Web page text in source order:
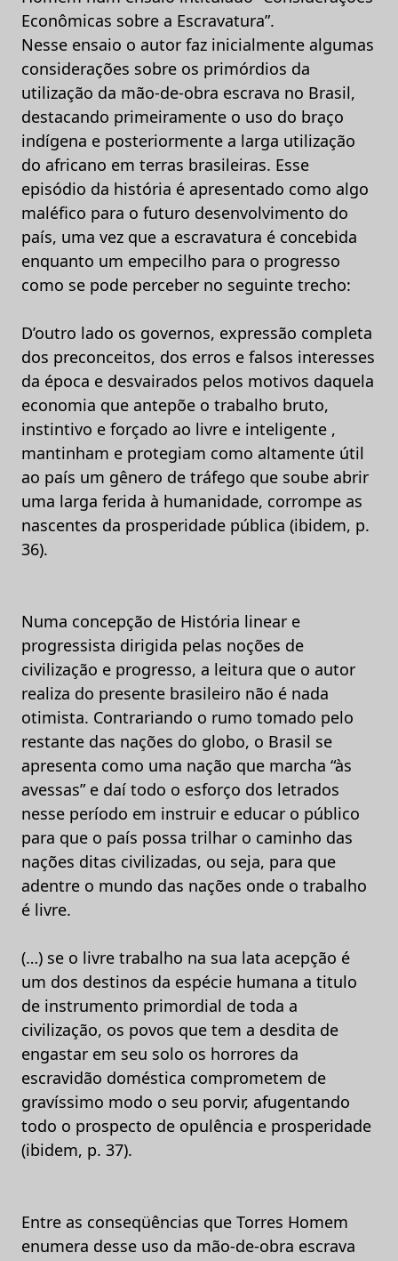
Econômicas sobre a Escravatura”.
Nesse ensaio o autor faz inicialmente algumas
considerações sobre os primórdios da
utilização da mão-de-obra escrava no Brasil,
destacando primeiramente o uso do braço
indígena e posteriormente a larga utilização
do africano em terras brasileiras. Esse
episódio da história é apresentado como algo
maléfico para o futuro desenvolvimento do
país, uma vez que a escravatura é concebida
enquanto um empecilho para o progresso
como se pode perceber no seguinte trecho:
D’outro lado os governos, expressão completa
dos preconceitos, dos erros e falsos interesses
da época e desvairados pelos motivos daquela
economia que antepõe o trabalho bruto,
instintivo e forçado ao livre e inteligente ,
mantinham e protegiam como altamente útil
ao país um gênero de tráfego que soube abrir
uma larga ferida à humanidade, corrompe as
nascentes da prosperidade pública (ibidem, p.
36).
Numa concepção de História linear e
progressista dirigida pelas noções de
civilização e progresso, a leitura que o autor
realiza do presente brasileiro não é nada
otimista. Contrariando o rumo tomado pelo
restante das nações do globo, o Brasil se
apresenta como uma nação que marcha “às
avessas” e daí todo o esforço dos letrados
nesse período em instruir e educar o público
para que o país possa trilhar o caminho das
nações ditas civilizadas, ou seja, para que
adentre o mundo das nações onde o trabalho
é livre.
(…) se o livre trabalho na sua lata acepção é
um dos destinos da espécie humana a titulo
de instrumento primordial de toda a
civilização, os povos que tem a desdita de
engastar em seu solo os horrores da
escravidão doméstica comprometem de
gravíssimo modo o seu porvir, afugentando
todo o prospecto de opulência e prosperidade
(ibidem, p. 37).
Entre as conseqüências que Torres Homem
enumera desse uso da mão-de-obra escrava